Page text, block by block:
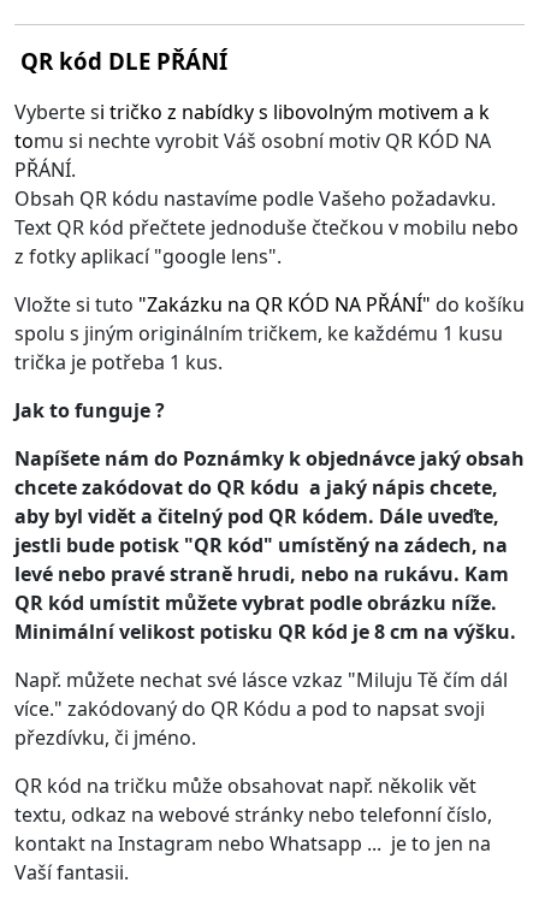
QR kód DLE PŘÁNÍ
Vyberte si tričko z nabídky s libovolným motivem a k
tomu si nechte vyrobit Váš osobní motiv QR KÓD NA
PŘÁNÍ.
Obsah QR kódu nastavíme podle Vašeho požadavku.
Text QR kód přečtete jednoduše čtečkou v mobilu nebo
z fotky aplikací "google lens".
Vložte si tuto "Zakázku na QR KÓD NA PŘÁNÍ" do košíku
spolu s jiným originálním tričkem, ke každému 1 kusu
trička je potřeba 1 kus.
Jak to funguje ?
Napíšete nám do Poznámky k objednávce jaký obsah
chcete zakódovat do QR kódu a jaký nápis chcete,
aby byl vidět a čitelný pod QR kódem. Dále uveďte,
jestli bude potisk "QR kód" umístěný na zádech, na
levé nebo pravé straně hrudi, nebo na rukávu. Kam
QR kód umístit můžete vybrat podle obrázku níže.
Minimální velikost potisku QR kód je 8 cm na výšku.
Např. můžete nechat své lásce vzkaz "Miluju Tě čím dál
více." zakódovaný do QR Kódu a pod to napsat svoji
přezdívku, či jméno.
QR kód na tričku může obsahovat např. několik vět
textu, odkaz na webové stránky nebo telefonní číslo,
kontakt na Instagram nebo Whatsapp ... je to jen na
Vaší fantasii.